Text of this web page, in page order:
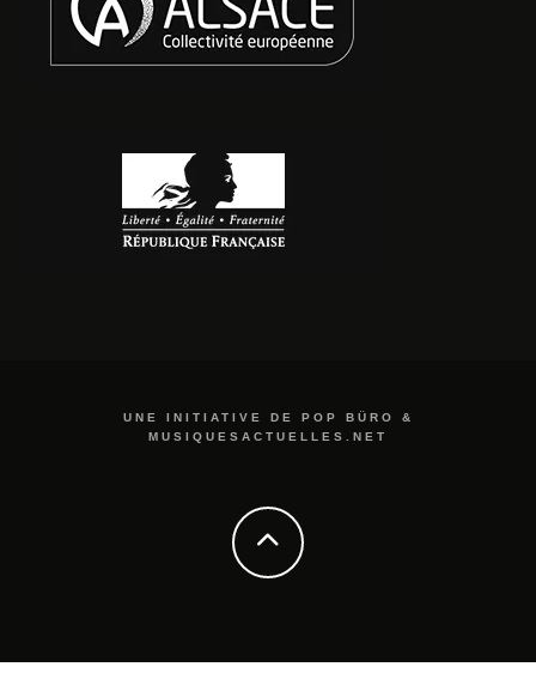
UNE INITIATIVE DE POP BÜRO &
MUSIQUESACTUELLES.NET